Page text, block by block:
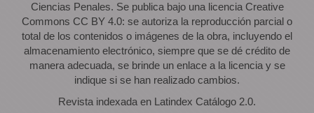
Ciencias Penales. Se publica bajo una licencia Creative
Commons CC BY 4.0: se autoriza la reproducción parcial o
total de los contenidos o imágenes de la obra, incluyendo el
almacenamiento electrónico, siempre que se dé crédito de
manera adecuada, se brinde un enlace a la licencia y se
indique si se han realizado cambios.
Revista indexada en Latindex Catálogo 2.0.